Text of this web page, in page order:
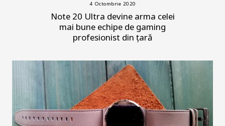
4 Octombrie 2020
Note 20 Ultra devine arma celei
mai bune echipe de gaming
profesionist din țară